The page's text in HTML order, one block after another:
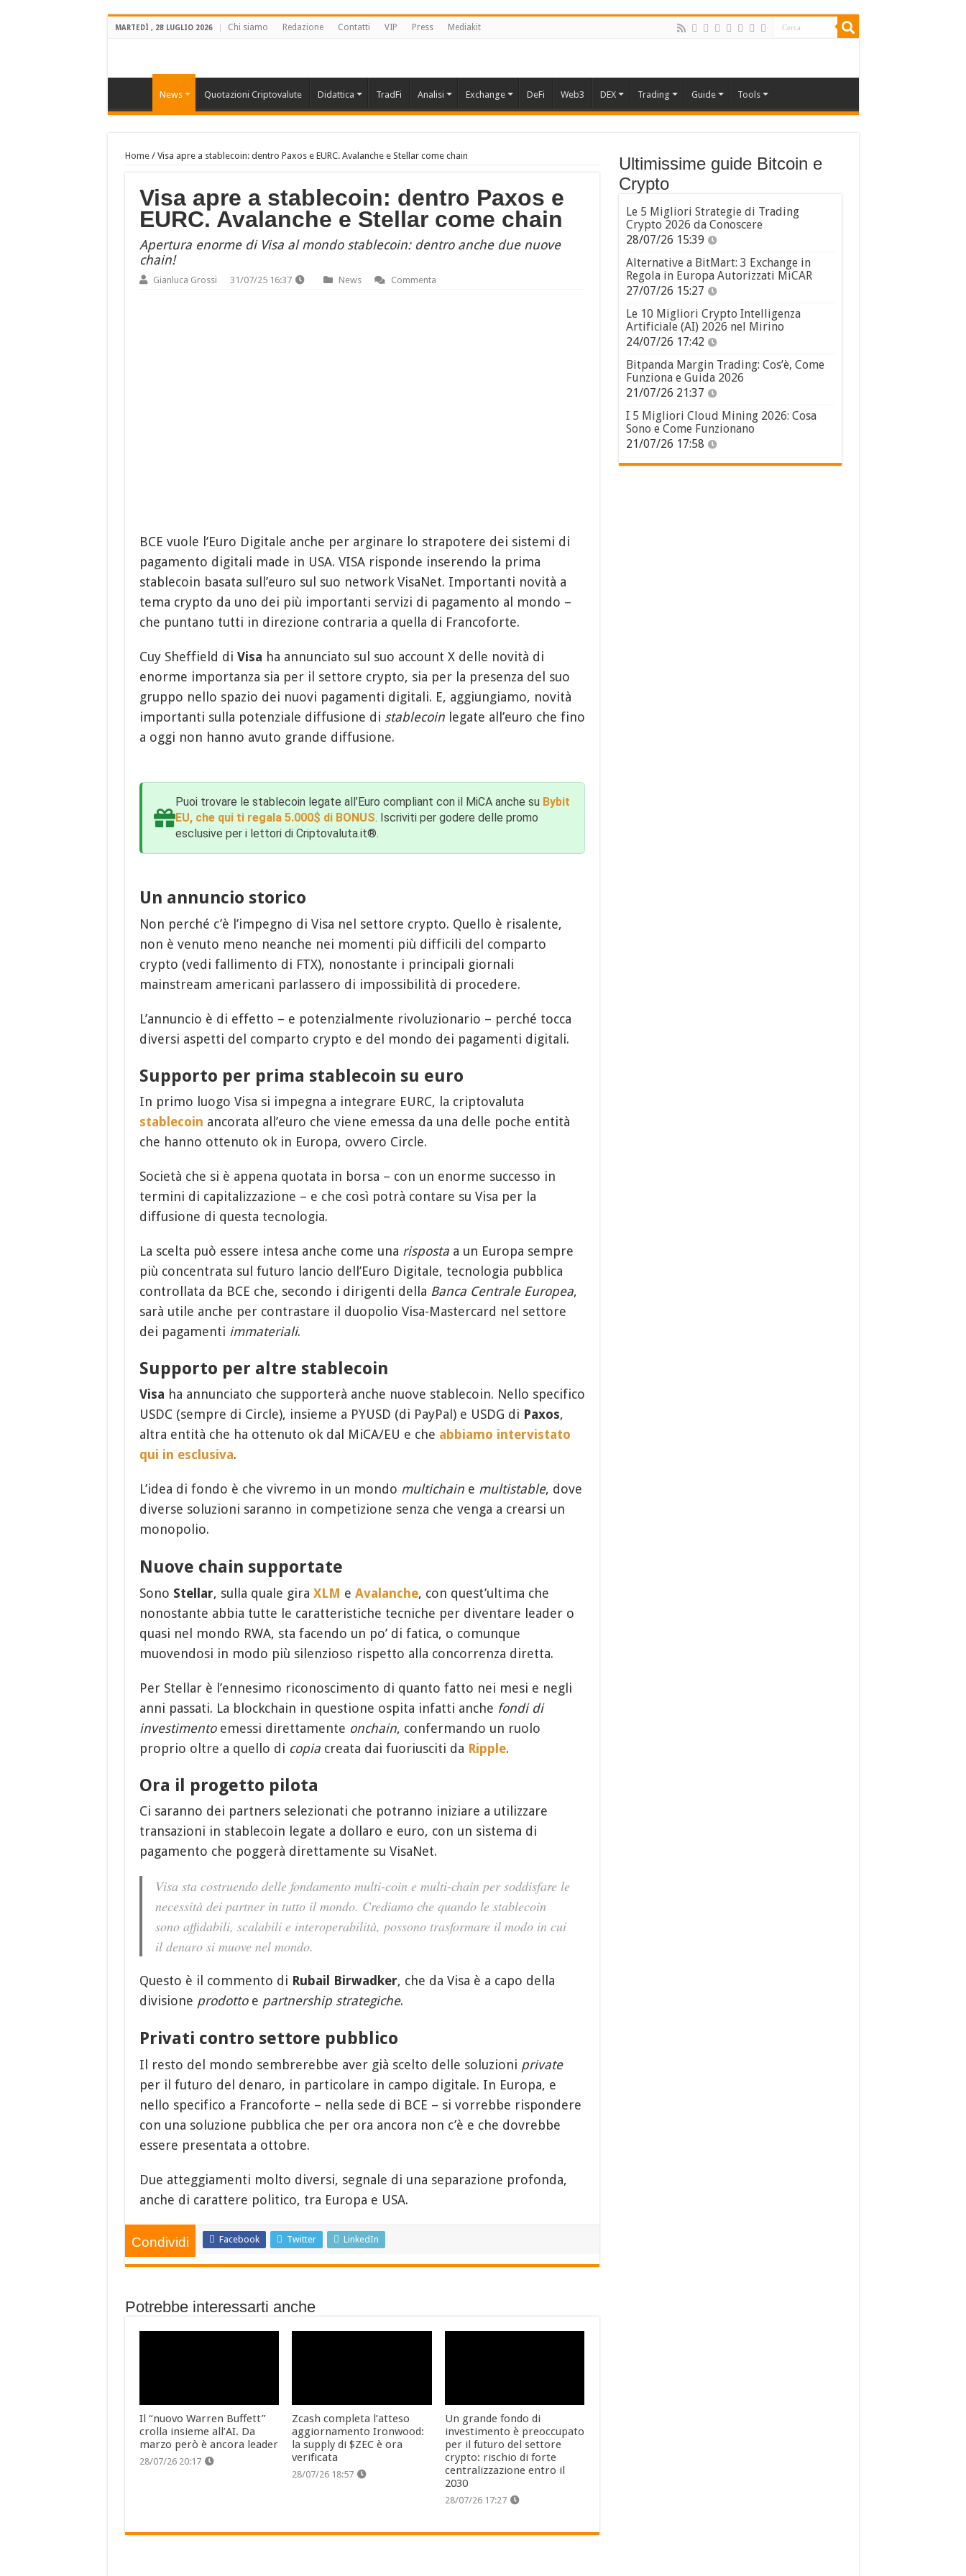
MARTEDÌ , 28 LUGLIO 2026 Chi siamo Redazione Contatti VIP Press Mediakit
News Quotazioni Criptovalute Didattica TradFi Analisi Exchange DeFi Web3 DEX Trading Guide Tools
Home/ Visa apre a stablecoin: dentro Paxos e EURC. Avalanche e Stellar come chain
Visa apre a stablecoin: dentro Paxos e
EURC. Avalanche e Stellar come chain
Apertura enorme di Visa al mondo stablecoin: dentro anche due nuove
chain!
Gianluca Grossi 31/07/25 16:37 News Commenta
BCE vuole l’Euro Digitale anche per arginare lo strapotere dei sistemi di
pagamento digitali made in USA. VISA risponde inserendo la prima
stablecoin basata sull’euro sul suo network VisaNet. Importanti novità a
tema crypto da uno dei più importanti servizi di pagamento al mondo –
che puntano tutti in direzione contraria a quella di Francoforte.
Cuy Sheffield di Visa ha annunciato sul suo account X delle novità di
enorme importanza sia per il settore crypto, sia per la presenza del suo
gruppo nello spazio dei nuovi pagamenti digitali. E, aggiungiamo, novità
importanti sulla potenziale diffusione di stablecoinlegate all’euro che fino
a oggi non hanno avuto grande diffusione.
Puoi trovare le stablecoin legate all’Euro compliant con il MiCA anche su Bybit
EU, che qui ti regala 5.000$ di BONUS. Iscriviti per godere delle promo
esclusive per i lettori di Criptovaluta.it®.
Un annuncio storico
Non perché c’è l’impegno di Visa nel settore crypto. Quello è risalente,
non è venuto meno neanche nei momenti più difficili del comparto
crypto (vedi fallimento di FTX), nonostante i principali giornali
mainstream americani parlassero di impossibilità di procedere.
L’annuncio è di effetto – e potenzialmente rivoluzionario – perché tocca
diversi aspetti del comparto crypto e del mondo dei pagamenti digitali.
Supporto per prima stablecoin su euro
In primo luogo Visa si impegna a integrare EURC, la criptovaluta
stablecoin ancorata all’euro che viene emessa da una delle poche entità
che hanno ottenuto ok in Europa, ovvero Circle.
Società che si è appena quotata in borsa – con un enorme successo in
termini di capitalizzazione – e che così potrà contare su Visa per la
diffusione di questa tecnologia.
La scelta può essere intesa anche come una rispostaa un Europa sempre
più concentrata sul futuro lancio dell’Euro Digitale, tecnologia pubblica
controllata da BCE che, secondo i dirigenti della Banca Centrale Europea,
sarà utile anche per contrastare il duopolio Visa-Mastercard nel settore
dei pagamenti immateriali.
Supporto per altre stablecoin
Visa ha annunciato che supporterà anche nuove stablecoin. Nello specifico
USDC (sempre di Circle), insieme a PYUSD (di PayPal) e USDG di Paxos,
altra entità che ha ottenuto ok dal MiCA/EU e che abbiamo intervistato
qui in esclusiva.
L’idea di fondo è che vivremo in un mondo multichaine multistable, dove
diverse soluzioni saranno in competizione senza che venga a crearsi un
monopolio.
Nuove chain supportate
Sono Stellar, sulla quale gira XLM e Avalanche, con quest’ultima che
nonostante abbia tutte le caratteristiche tecniche per diventare leader o
quasi nel mondo RWA, sta facendo un po’ di fatica, o comunque
muovendosi in modo più silenzioso rispetto alla concorrenza diretta.
Per Stellar è l’ennesimo riconoscimento di quanto fatto nei mesi e negli
anni passati. La blockchain in questione ospita infatti anche fondi di
investimentoemessi direttamente onchain, confermando un ruolo
proprio oltre a quello di copiacreata dai fuoriusciti da Ripple.
Ora il progetto pilota
Ci saranno dei partners selezionati che potranno iniziare a utilizzare
transazioni in stablecoin legate a dollaro e euro, con un sistema di
pagamento che poggerà direttamente su VisaNet.
Visa sta costruendo delle fondamento multi-coin e multi-chain per soddisfare le
necessità dei partner in tutto il mondo. Crediamo che quando le stablecoin
sono affidabili, scalabili e interoperabilità, possono trasformare il modo in cui
il denaro si muove nel mondo.
Questo è il commento di Rubail Birwadker, che da Visa è a capo della
divisione prodottoe partnership strategiche.
Privati contro settore pubblico
Il resto del mondo sembrerebbe aver già scelto delle soluzioni private
per il futuro del denaro, in particolare in campo digitale. In Europa, e
nello specifico a Francoforte – nella sede di BCE – si vorrebbe rispondere
con una soluzione pubblica che per ora ancora non c’è e che dovrebbe
essere presentata a ottobre.
Due atteggiamenti molto diversi, segnale di una separazione profonda,
anche di carattere politico, tra Europa e USA.
Condividi Facebook Twitter LinkedIn
Potrebbe interessarti anche
Il “nuovo Warren Buffett”
crolla insieme all’AI. Da
marzo però è ancora leader
28/07/26 20:17
Zcash completa l’atteso
aggiornamento Ironwood:
la supply di $ZEC è ora
verificata
28/07/26 18:57
Un grande fondo di
investimento è preoccupato
per il futuro del settore
crypto: rischio di forte
centralizzazione entro il
2030
28/07/26 17:27
Ultimissime guide Bitcoin e
Crypto
Le 5 Migliori Strategie di Trading
Crypto 2026 da Conoscere
28/07/26 15:39
Alternative a BitMart: 3 Exchange in
Regola in Europa Autorizzati MiCAR
27/07/26 15:27
Le 10 Migliori Crypto Intelligenza
Artificiale (AI) 2026 nel Mirino
24/07/26 17:42
Bitpanda Margin Trading: Cos’è, Come
Funziona e Guida 2026
21/07/26 21:37
I 5 Migliori Cloud Mining 2026: Cosa
Sono e Come Funzionano
21/07/26 17:58